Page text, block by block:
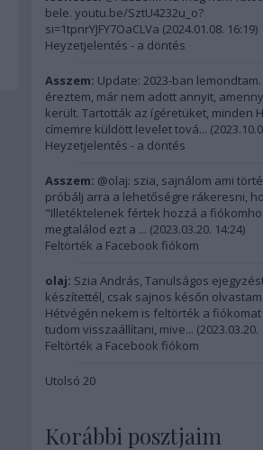
bele. youtu.be/SztU4232u_o?
si=1tpnrYJFY7OaCLVa (2024.01.08. 16:19)
Heyzetjelentés - a döntés
Asszem: Update: 2023-ban lemondtam.
éreztem, már nem adott annyit,
került. Tartották az ígéretüket, minden
címemre küldött levelet tová... (
Heyzetjelentés - a döntés
Asszem: @olaj: szia, sajnálom ami
próbálj arra a lehetőségre rákeresni,
"Illetéktelenek fértek hozzá a
megtalálod ezt a ... (2023.03.20. 14:24)
Feltörték a Facebook fiókom
olaj: Szia András, Tanulságos
készítettél, csak sajnos későn olvastam.
Hétvégén nekem is feltörték a
tudom visszaállítani, mive... (2023.03.20.
Feltörték a Facebook fiókom
Utolsó 20
Korábbi posztjaim